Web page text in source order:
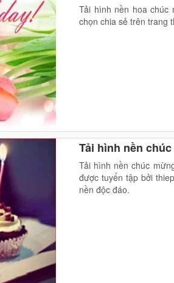
Tải hình nền hoa chúc
chọn chia sẻ trên trang
Tải hình nền
Tải hình nền chúc
được tuyển tập bởi
nền độc đáo.